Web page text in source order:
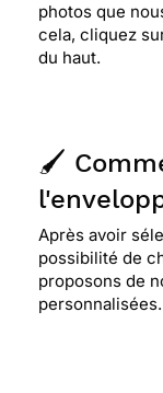
⭐⭐⭐ Le
photos que
cela, cliquez
du haut.
🖌️
Après avoir
possibilité de
proposons de
personnalisées.